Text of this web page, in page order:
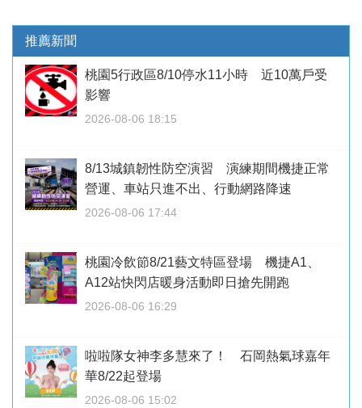
推薦新聞
桃園5行政區8/10停水11小時 近10萬戶受
影響
2026-08-06 18:15
8/13城鎮韌性防空演習 演練期間機捷正常
營運、車站只進不出、行動網路降速
2026-08-06 17:44
桃園冷飲節8/21藝文特區登場 機捷A1、
A12站快閃店暖身活動即日搶先開跑
2026-08-06 16:29
啦啦隊女神李多慧來了！ 石岡熱氣球嘉年
華8/22起登場
2026-08-06 15:02